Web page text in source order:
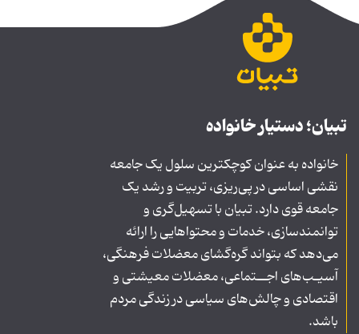
تبیان؛ دستیار خانواده
خانواده به عنوان کوچکترین سلول یک جامعه
نقشی اساسی در پی‌ریزی، تربیت و رشد یک
جامعه قوی دارد. تبیان با تسهیل‌گری و
توانمندسازی، خدمات و محتواهایی را ارائه
می‌دهد که بتواند گره‌گشای معضلات فرهنگی،
آسیـب‌های اجــتماعی، معضلات معیشتی و
اقتصادی و چالش‌های سیاسی در زندگی مردم
باشد.